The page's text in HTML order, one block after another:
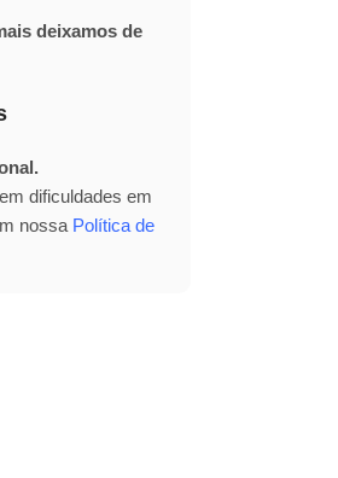
deixamos de
dificuldades em
nossa Política de